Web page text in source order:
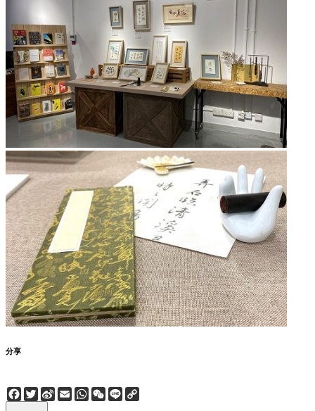
分享
Facebook
Twitter
Sina
Weibo
EmailWhatsApp
WeChat
Line